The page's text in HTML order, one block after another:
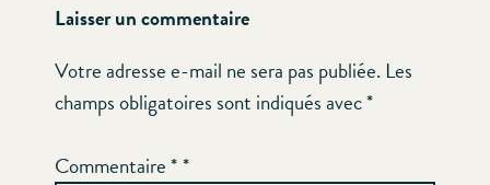
Laisser un commentaire
Votre adresse e-mail ne sera pas publiée. Les
champs obligatoires sont indiqués avec*
Commentaire*